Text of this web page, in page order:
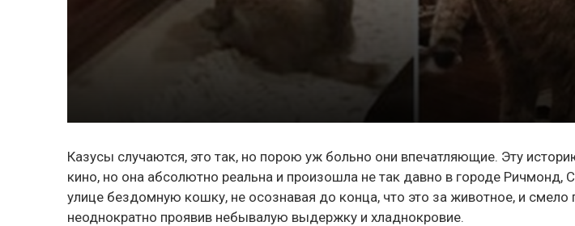
Казусы случаются, это так, но порою уж больно они впечатляющие. Эту
кино, но она абсолютно реальна и произошла не так давно в городе
улице бездомную кошку, не осознавая до конца, что это за животное, и смело
неоднократно проявив небывалую выдержку и хладнокровие.